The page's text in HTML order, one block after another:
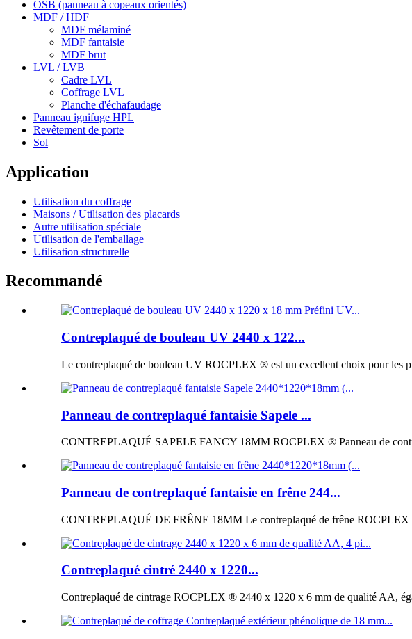
OSB (panneau à copeaux orientés)
MDF / HDF
MDF mélaminé
MDF fantaisie
MDF brut
LVL / LVB
Cadre LVL
Coffrage LVL
Planche d'échafaudage
Panneau ignifuge HPL
Revêtement de porte
Sol
Application
Utilisation du coffrage
Maisons / Utilisation des placards
Autre utilisation spéciale
Utilisation de l'emballage
Utilisation structurelle
Recommandé
Contreplaqué de bouleau UV 2440 x 122...
Le contreplaqué de bouleau UV ROCPLEX ® est un excellent choix pour les
Panneau de contreplaqué fantaisie Sapele ...
CONTREPLAQUÉ SAPELE FANCY 18MM ROCPLEX ® Panneau de
Panneau de contreplaqué fantaisie en frêne 244...
CONTREPLAQUÉ DE FRÊNE 18MM Le contreplaqué de frêne ROCPLEX
Contreplaqué cintré 2440 x 1220...
Contreplaqué de cintrage ROCPLEX ® 2440 x 1220 x 6 mm de qualité AA,